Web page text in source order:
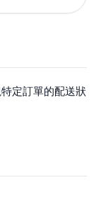
定訂單的配送狀